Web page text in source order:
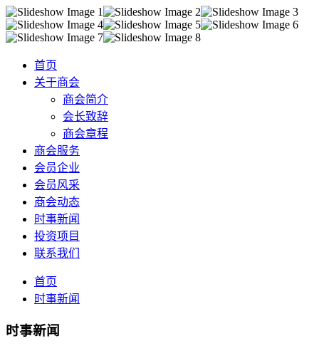
首页
关于商会
商会简介
会长致辞
商会章程
商会服务
会员企业
会员风采
商会动态
时事新闻
投资项目
联系我们
首页
时事新闻
时事新闻